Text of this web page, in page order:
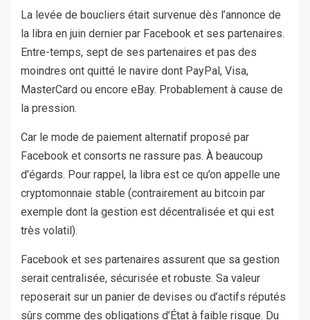
La levée de boucliers était survenue dès l’annonce de
la libra en juin dernier par Facebook et ses partenaires.
Entre-temps, sept de ses partenaires et pas des
moindres ont quitté le navire dont PayPal, Visa,
MasterCard ou encore eBay. Probablement à cause de
la pression.
Car le mode de paiement alternatif proposé par
Facebook et consorts ne rassure pas. À beaucoup
d’égards. Pour rappel, la libra est ce qu’on appelle une
cryptomonnaie stable (contrairement au bitcoin par
exemple dont la gestion est décentralisée et qui est
très volatil).
Facebook et ses partenaires assurent que sa gestion
serait centralisée, sécurisée et robuste. Sa valeur
reposerait sur un panier de devises ou d’actifs réputés
sûrs comme des obligations d’État à faible risque. Du